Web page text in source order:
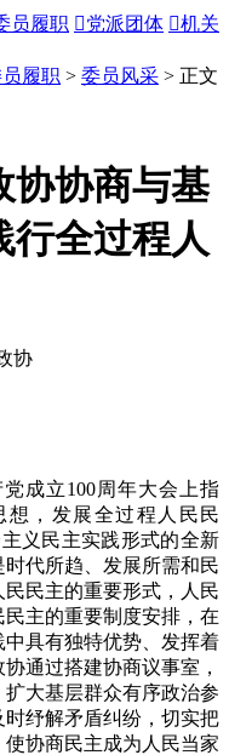
员履职 党派团体 机关
履职 > 委员风采 > 正文
协协商与基
行全过程人
协
成立100周年大会上指
想，发展全过程人民民
义民主实践形式的全新
代所趋、发展所需和民
民主的重要形式，人民
主的重要制度安排，在
具有独特优势、发挥着
通过搭建协商议事室，
大基层群众有序政治参
纾解矛盾纠纷，切实把
协商民主成为人民当家